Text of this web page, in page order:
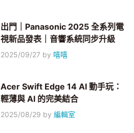
出門｜Panasonic 2025 全系列電
視新品發表｜音響系統同步升級
2025/09/27 by 嘻嘻
Acer Swift Edge 14 AI 動手玩：
輕薄與 AI 的完美結合
2025/08/29 by編輯室